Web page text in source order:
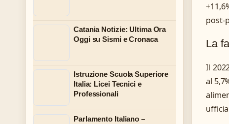
post-
La
Il
al
Catania Notizie: Ultima Ora
Oggi su Sismi e Cronaca
Istruzione Scuola Superiore
Italia: Licei Tecnici e
Professionali
Parlamento Italiano –